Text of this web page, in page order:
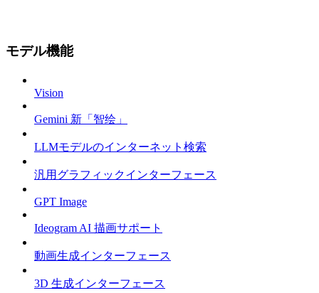
モデル機能
Vision
Gemini 新「智绘」
LLMモデルのインターネット検索
汎用グラフィックインターフェース
GPT Image
Ideogram AI 描画サポート
動画生成インターフェース
3D 生成インターフェース